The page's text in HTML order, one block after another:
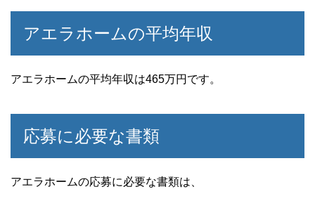
アエラホームの平均年収
アエラホームの平均年収は465万円です。
応募に必要な書類
アエラホームの応募に必要な書類は、